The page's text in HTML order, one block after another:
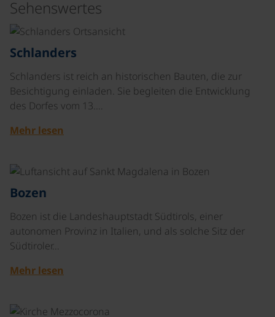
Sehenswertes
Schlanders
Schlanders ist reich an historischen Bauten, die zur
Besichtigung einladen. Sie begleiten die Entwicklung
des Dorfes vom 13.…
Mehr lesen
Bozen
Bozen ist die Landeshauptstadt Südtirols, einer
autonomen Provinz in Italien, und als solche Sitz der
Südtiroler…
Mehr lesen